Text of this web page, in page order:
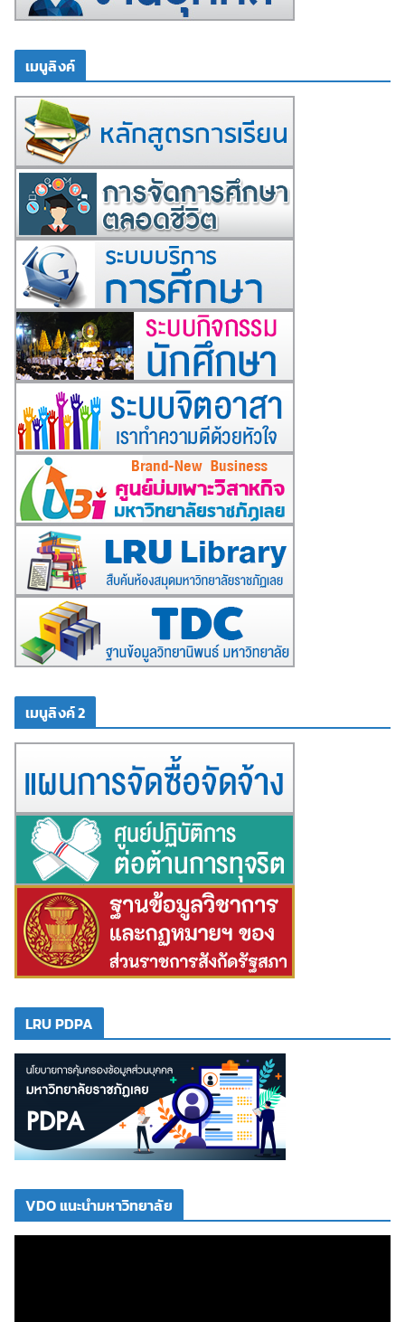
เมนูลิงค์
เมนูลิงค์ 2
LRU PDPA
VDO แนะนำมหาวิทยาลัย